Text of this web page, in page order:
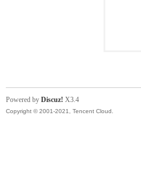
Powered by Discuz! X3.4
Copyright © 2001-2021, Tencent Cloud.